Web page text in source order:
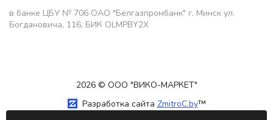
в банке ЦБУ № 706 ОАО "Белгазпромбанк" г. Минск ул.
Богдановича, 116, БИК OLMPBY2X
2026 © ООО "ВИКО-МАРКЕТ"
Разработка сайта ZmitroC.by™